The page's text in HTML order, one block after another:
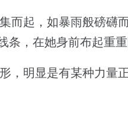
而起，如暴雨般磅礴
条，在她身前布起重重
，明显是有某种力量